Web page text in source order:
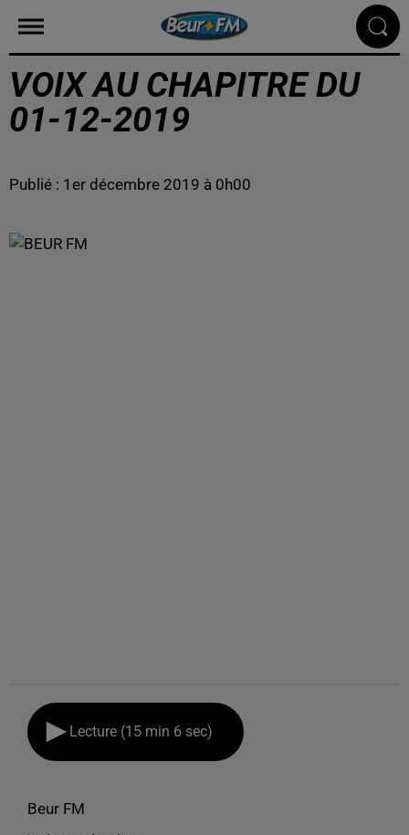
VOIX AU CHAPITRE DU
01-12-2019
Publié : 1er décembre 2019 à 0h00
Lecture (15 min 6 sec)
Beur FM